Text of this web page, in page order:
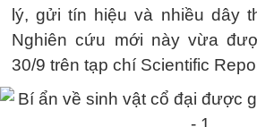
lý, gửi tín hiệu và nhiều dây
Nghiên cứu mới này vừa
30/9 trên tạp chí Scientific